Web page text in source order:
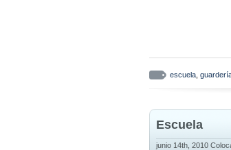
escuela
Escuela
junio 14th, 2010